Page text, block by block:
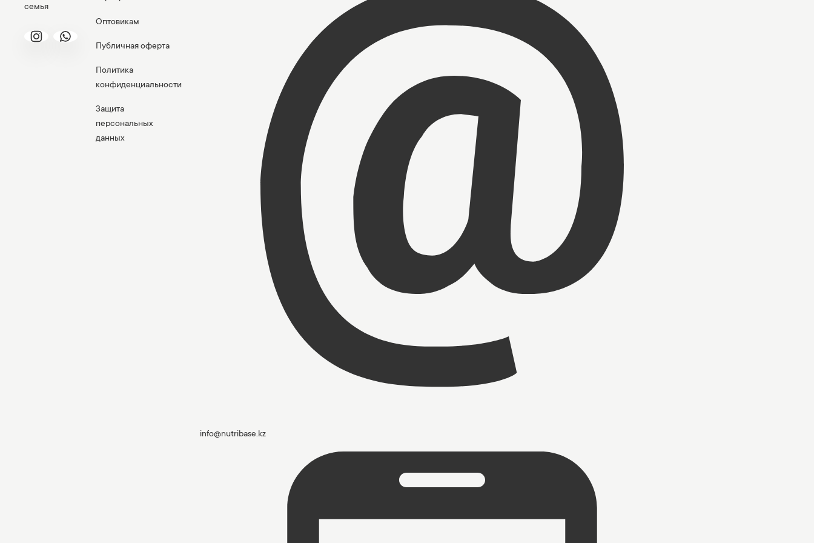
семья
Оптовикам
Публичная оферта
Политика
конфиденциальности
Защита
персональных
данных
info@nutribase.kz